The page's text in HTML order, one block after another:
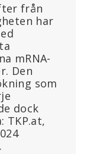
från
har
mRNA-
Den
som
dock
TKP.at,